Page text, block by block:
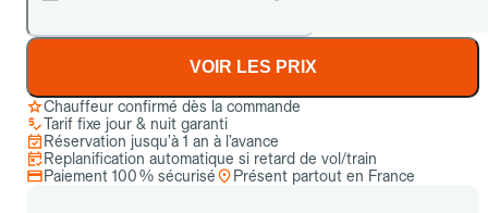
VOIR LES PRIX
Chauffeur confirmé dès la commande
Tarif fixe jour & nuit garanti
Réservation jusqu’à 1 an à l’avance
Replanification automatique si retard de vol/train
Paiement 100 % sécurisé
Présent partout en France